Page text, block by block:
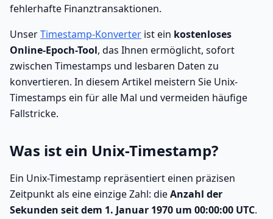
fehlerhafte Finanztransaktionen.
UnserTimestamp-Konverter ist ein kostenloses
Online-Epoch-Tool, das Ihnen ermöglicht, sofort
zwischen Timestamps und lesbaren Daten zu
konvertieren. In diesem Artikel meistern Sie Unix-
Timestamps ein für alle Mal und vermeiden häufige
Fallstricke.
Was ist ein Unix-Timestamp?
Ein Unix-Timestamp repräsentiert einen präzisen
Zeitpunkt als eine einzige Zahl: dieAnzahl der
Sekunden seit dem 1. Januar 1970 um 00:00:00 UTC.